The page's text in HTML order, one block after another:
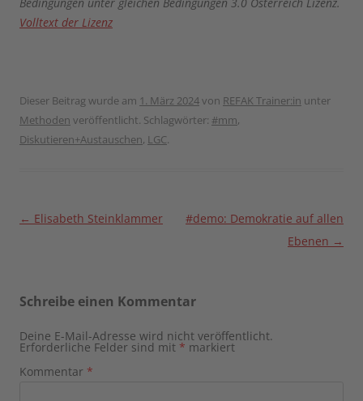
Volltext der Lizenz
Dieser Beitrag wurde am 1. März 2024von REFAK Trainer:in unter
Methoden veröffentlicht. Schlagwörter: #mm,
Diskutieren+Austauschen, LGC.
Beitragsnavigation
← Elisabeth Steinklammer
#demo: Demokratie auf allen
Ebenen →
Schreibe einen Kommentar
Deine E-Mail-Adresse wird nicht veröffentlicht.
Erforderliche Felder sind mit * markiert
Kommentar *